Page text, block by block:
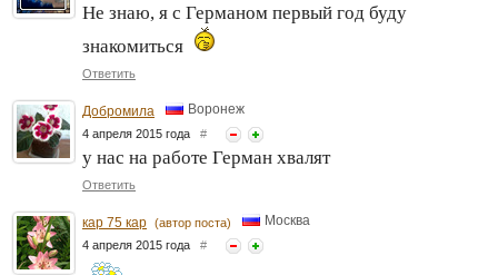
Не знаю, я с Германом первый год буду
знакомиться
Ответить
Добромила Воронеж
4 апреля 2015 года #
у нас на работе Герман хвалят
Ответить
кар 75 кар (автор поста) Москва
4 апреля 2015 года #